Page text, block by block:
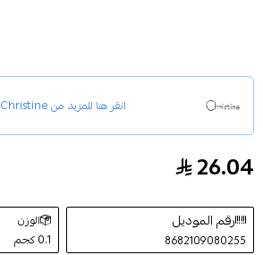
انقر هنا للمزيد منChristine كرستين
بودرة مضغوطه كرستين اللون 3
26.04
رقم الموديل
8682109080255
الوزن
0.1 كجم